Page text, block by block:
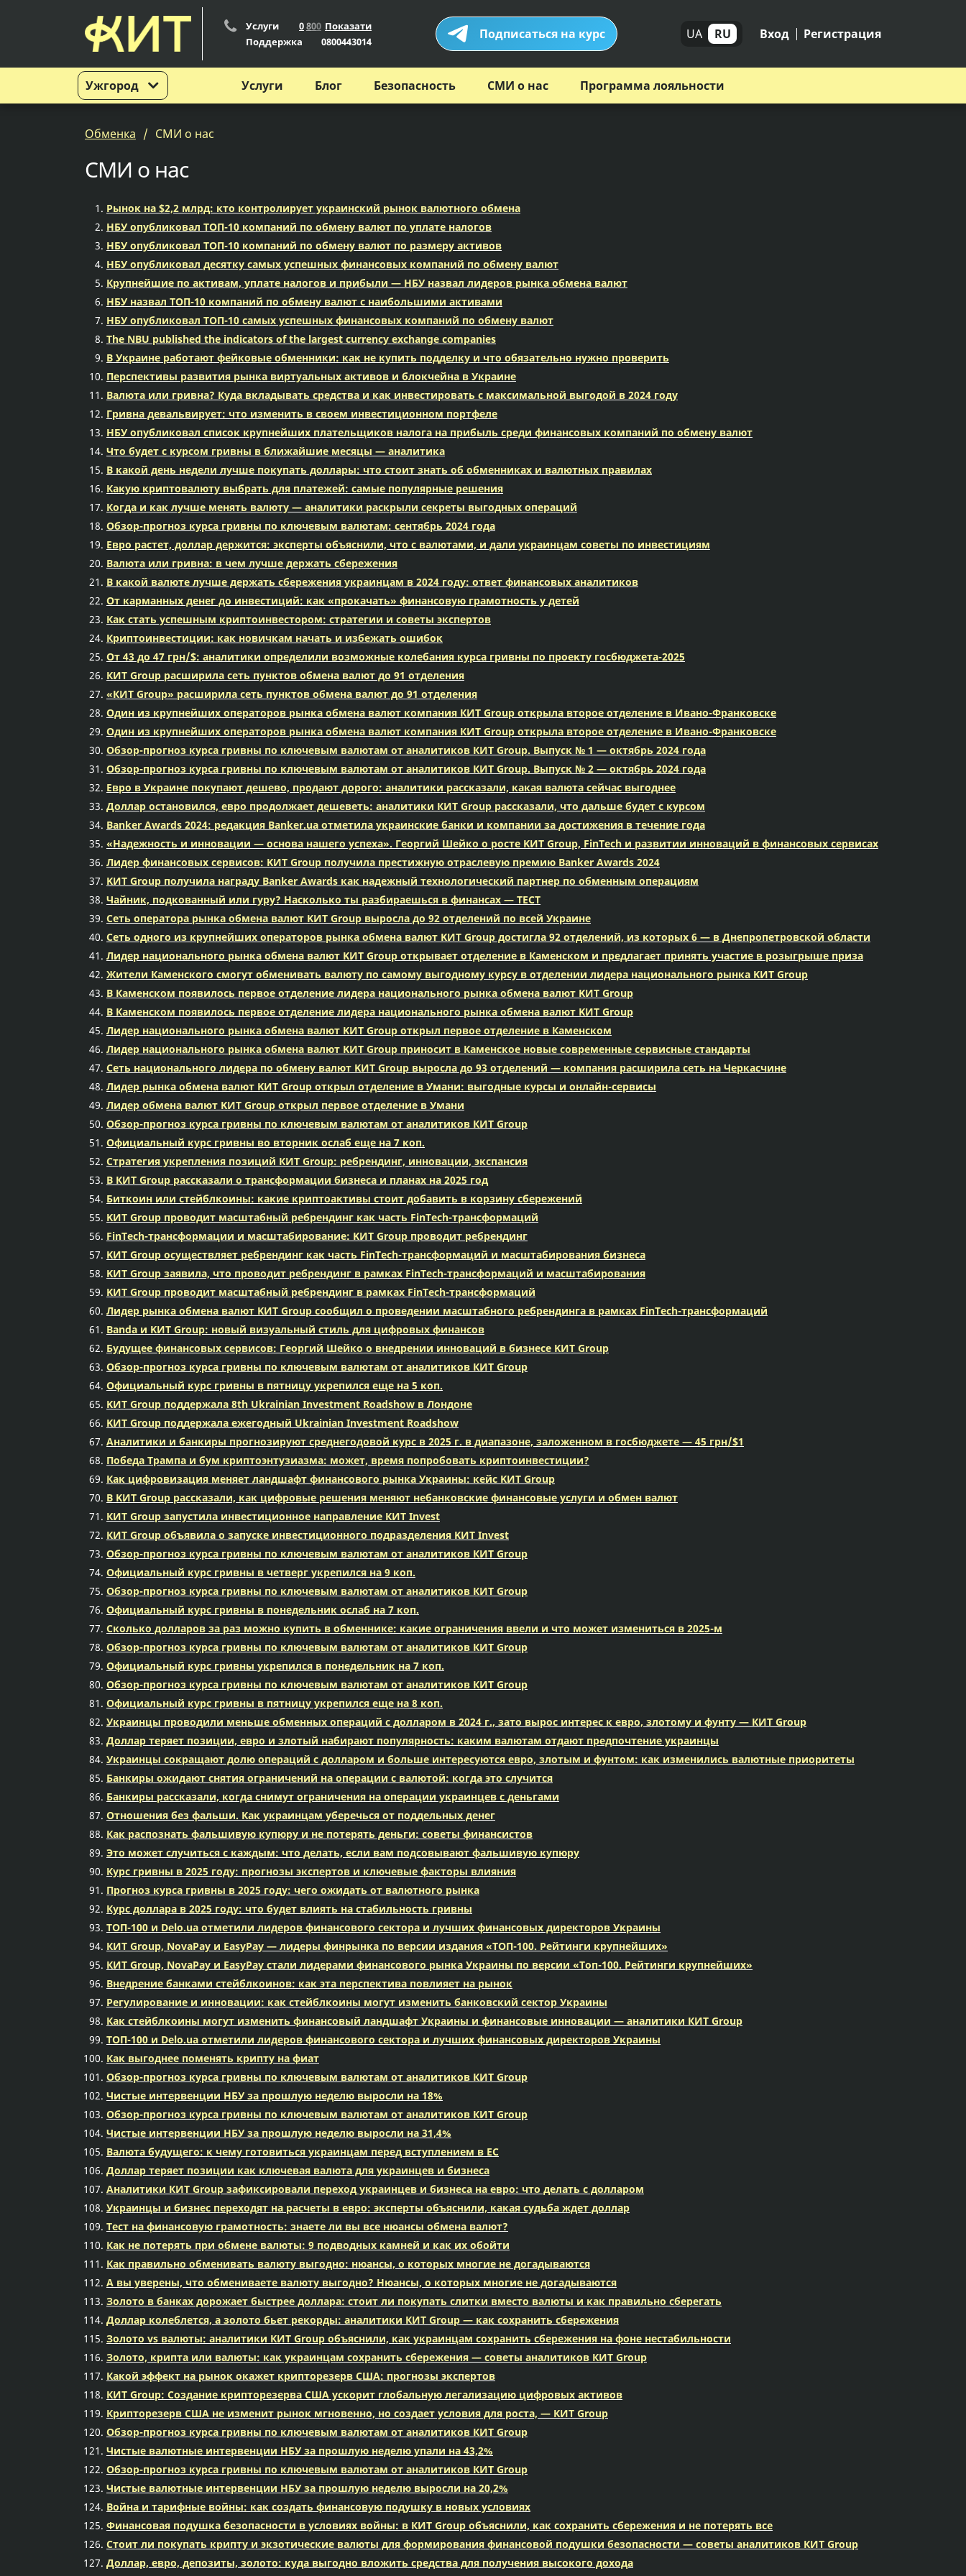
Ужгород
Услуги 0800 Показати
Поддержка
0800443014 Подписаться на курс UA RU Вход Регистрация
Услуги Блог Безопасность СМИ о нас Программа лояльности
Обменка СМИ о нас
СМИ о нас
Рынок на $2,2 млрд: кто контролирует украинский рынок валютного обмена
НБУ опубликовал ТОП-10 компаний по обмену валют по уплате налогов
НБУ опубликовал ТОП-10 компаний по обмену валют по размеру активов
НБУ опубликовал десятку самых успешных финансовых компаний по обмену валют
Крупнейшие по активам, уплате налогов и прибыли — НБУ назвал лидеров рынка обмена валют
НБУ назвал ТОП-10 компаний по обмену валют с наибольшими активами
НБУ опубликовал ТОП-10 самых успешных финансовых компаний по обмену валют
The NBU published the indicators of the largest currency exchange companies
В Украине работают фейковые обменники: как не купить подделку и что обязательно нужно проверить
Перспективы развития рынка виртуальных активов и блокчейна в Украине
Валюта или гривна? Куда вкладывать средства и как инвестировать с максимальной выгодой в 2024 году
Гривна девальвирует: что изменить в своем инвестиционном портфеле
НБУ опубликовал список крупнейших плательщиков налога на прибыль среди финансовых компаний по обмену валют
Что будет с курсом гривны в ближайшие месяцы — аналитика
В какой день недели лучше покупать доллары: что стоит знать об обменниках и валютных правилах
Какую криптовалюту выбрать для платежей: самые популярные решения
Когда и как лучше менять валюту — аналитики раскрыли секреты выгодных операций
Обзор-прогноз курса гривны по ключевым валютам: сентябрь 2024 года
Евро растет, доллар держится: эксперты объяснили, что с валютами, и дали украинцам советы по инвестициям
Валюта или гривна: в чем лучше держать сбережения
В какой валюте лучше держать сбережения украинцам в 2024 году: ответ финансовых аналитиков
От карманных денег до инвестиций: как «прокачать» финансовую грамотность у детей
Как стать успешным криптоинвестором: стратегии и советы экспертов
Криптоинвестиции: как новичкам начать и избежать ошибок
От 43 до 47 грн/$: аналитики определили возможные колебания курса гривны по проекту госбюджета-2025
КИТ Group расширила сеть пунктов обмена валют до 91 отделения
«КИТ Group» расширила сеть пунктов обмена валют до 91 отделения
Один из крупнейших операторов рынка обмена валют компания КИТ Group открыла второе отделение в Ивано-Франковске
Один из крупнейших операторов рынка обмена валют компания КИТ Group открыла второе отделение в Ивано-Франковске
Обзор-прогноз курса гривны по ключевым валютам от аналитиков КИТ Group. Выпуск № 1 — октябрь 2024 года
Обзор-прогноз курса гривны по ключевым валютам от аналитиков КИТ Group. Выпуск № 2 — октябрь 2024 года
Евро в Украине покупают дешево, продают дорого: аналитики рассказали, какая валюта сейчас выгоднее
Доллар остановился, евро продолжает дешеветь: аналитики КИТ Group рассказали, что дальше будет с курсом
Banker Awards 2024: редакция Banker.ua отметила украинские банки и компании за достижения в течение года
«Надежность и инновации — основа нашего успеха». Георгий Шейко о росте KИТ Group, FinTech и развитии инноваций в финансовых сервисах
Лидер финансовых сервисов: KИТ Group получила престижную отраслевую премию Banker Awards 2024
KИТ Group получила награду Banker Awards как надежный технологический партнер по обменным операциям
Чайник, подкованный или гуру? Насколько ты разбираешься в финансах — ТЕСТ
Сеть оператора рынка обмена валют KИТ Group выросла до 92 отделений по всей Украине
Сеть одного из крупнейших операторов рынка обмена валют KИТ Group достигла 92 отделений, из которых 6 — в Днепропетровской области
Лидер национального рынка обмена валют KИТ Group открывает отделение в Каменском и предлагает принять участие в розыгрыше приза
Жители Каменского смогут обменивать валюту по самому выгодному курсу в отделении лидера национального рынка KИТ Group
В Каменском появилось первое отделение лидера национального рынка обмена валют KИТ Group
В Каменском появилось первое отделение лидера национального рынка обмена валют KИТ Group
Лидер национального рынка обмена валют KИТ Group открыл первое отделение в Каменском
Лидер национального рынка обмена валют KИТ Group приносит в Каменское новые современные сервисные стандарты
Сеть национального лидера по обмену валют KИТ Group выросла до 93 отделений — компания расширила сеть на Черкасчине
Лидер рынка обмена валют KИТ Group открыл отделение в Умани: выгодные курсы и онлайн-сервисы
Лидер обмена валют KИТ Group открыл первое отделение в Умани
Обзор-прогноз курса гривны по ключевым валютам от аналитиков КИТ Group
Официальный курс гривны во вторник ослаб еще на 7 коп.
Стратегия укрепления позиций КИТ Group: ребрендинг, инновации, экспансия
В КИТ Group рассказали о трансформации бизнеса и планах на 2025 год
Биткоин или стейблкоины: какие криптоактивы стоит добавить в корзину сбережений
KИT Group проводит масштабный ребрендинг как часть FinTech-трансформаций
FinTech-трансформации и масштабирование: KИT Group проводит ребрендинг
KИT Group осуществляет ребрендинг как часть FinTech-трансформаций и масштабирования бизнеса
KИT Group заявила, что проводит ребрендинг в рамках FinTech-трансформаций и масштабирования
KИT Group проводит масштабный ребрендинг в рамках FinTech-трансформаций
Лидер рынка обмена валют KИT Group сообщил о проведении масштабного ребрендинга в рамках FinTech-трансформаций
Banda и KИT Group: новый визуальный стиль для цифровых финансов
Будущее финансовых сервисов: Георгий Шейко о внедрении инноваций в бизнесе KИT Group
Обзор-прогноз курса гривны по ключевым валютам от аналитиков КИТ Group
Официальный курс гривны в пятницу укрепился еще на 5 коп.
KИТ Group поддержала 8th Ukrainian Investment Roadshow в Лондоне
KИТ Group поддержала ежегодный Ukrainian Investment Roadshow
Аналитики и банкиры прогнозируют среднегодовой курс в 2025 г. в диапазоне, заложенном в госбюджете — 45 грн/$1
Победа Трампа и бум криптоэнтузиазма: может, время попробовать криптоинвестиции?
Как цифровизация меняет ландшафт финансового рынка Украины: кейс KИT Group
В KИT Group рассказали, как цифровые решения меняют небанковские финансовые услуги и обмен валют
КИТ Group запустила инвестиционное направление КИТ Invest
КИТ Group объявила о запуске инвестиционного подразделения KИT Invest
Обзор-прогноз курса гривны по ключевым валютам от аналитиков КИТ Group
Официальный курс гривны в четверг укрепился на 9 коп.
Обзор-прогноз курса гривны по ключевым валютам от аналитиков КИТ Group
Официальный курс гривны в понедельник ослаб на 7 коп.
Сколько долларов за раз можно купить в обменнике: какие ограничения ввели и что может измениться в 2025-м
Обзор-прогноз курса гривны по ключевым валютам от аналитиков КИТ Group
Официальный курс гривны укрепился в понедельник на 7 коп.
Обзор-прогноз курса гривны по ключевым валютам от аналитиков КИТ Group
Официальный курс гривны в пятницу укрепился еще на 8 коп.
Украинцы проводили меньше обменных операций с долларом в 2024 г., зато вырос интерес к евро, злотому и фунту — КИТ Group
Доллар теряет позиции, евро и злотый набирают популярность: каким валютам отдают предпочтение украинцы
Украинцы сокращают долю операций с долларом и больше интересуются евро, злотым и фунтом: как изменились валютные приоритеты
Банкиры ожидают снятия ограничений на операции с валютой: когда это случится
Банкиры рассказали, когда снимут ограничения на операции украинцев с деньгами
Отношения без фальши. Как украинцам уберечься от поддельных денег
Как распознать фальшивую купюру и не потерять деньги: советы финансистов
Это может случиться с каждым: что делать, если вам подсовывают фальшивую купюру
Курс гривны в 2025 году: прогнозы экспертов и ключевые факторы влияния
Прогноз курса гривны в 2025 году: чего ожидать от валютного рынка
Курс доллара в 2025 году: что будет влиять на стабильность гривны
ТОП-100 и Delo.ua отметили лидеров финансового сектора и лучших финансовых директоров Украины
КИТ Group, NovaPay и EasyPay — лидеры финрынка по версии издания «ТОП-100. Рейтинги крупнейших»
КИТ Group, NovaPay и EasyPay стали лидерами финансового рынка Украины по версии «Топ-100. Рейтинги крупнейших»
Внедрение банками стейблкоинов: как эта перспектива повлияет на рынок
Регулирование и инновации: как стейблкоины могут изменить банковский сектор Украины
Как стейблкоины могут изменить финансовый ландшафт Украины и финансовые инновации — аналитики КИТ Group
ТОП-100 и Delo.ua отметили лидеров финансового сектора и лучших финансовых директоров Украины
Как выгоднее поменять крипту на фиат
Обзор-прогноз курса гривны по ключевым валютам от аналитиков КИТ Group
Чистые интервенции НБУ за прошлую неделю выросли на 18%
Обзор-прогноз курса гривны по ключевым валютам от аналитиков КИТ Group
Чистые интервенции НБУ за прошлую неделю выросли на 31,4%
Валюта будущего: к чему готовиться украинцам перед вступлением в ЕС
Доллар теряет позиции как ключевая валюта для украинцев и бизнеса
Аналитики КИТ Group зафиксировали переход украинцев и бизнеса на евро: что делать с долларом
Украинцы и бизнес переходят на расчеты в евро: эксперты объяснили, какая судьба ждет доллар
Тест на финансовую грамотность: знаете ли вы все нюансы обмена валют?
Как не потерять при обмене валюты: 9 подводных камней и как их обойти
Как правильно обменивать валюту выгодно: нюансы, о которых многие не догадываются
А вы уверены, что обмениваете валюту выгодно? Нюансы, о которых многие не догадываются
Золото в банках дорожает быстрее доллара: стоит ли покупать слитки вместо валюты и как правильно сберегать
Доллар колеблется, а золото бьет рекорды: аналитики КИТ Group — как сохранить сбережения
Золото vs валюты: аналитики КИТ Group объяснили, как украинцам сохранить сбережения на фоне нестабильности
Золото, крипта или валюты: как украинцам сохранить сбережения — советы аналитиков КИТ Group
Какой эффект на рынок окажет крипторезерв США: прогнозы экспертов
КИТ Group: Создание крипторезерва США ускорит глобальную легализацию цифровых активов
Крипторезерв США не изменит рынок мгновенно, но создает условия для роста, — КИТ Group
Обзор-прогноз курса гривны по ключевым валютам от аналитиков КИТ Group
Чистые валютные интервенции НБУ за прошлую неделю упали на 43,2%
Обзор-прогноз курса гривны по ключевым валютам от аналитиков КИТ Group
Чистые валютные интервенции НБУ за прошлую неделю выросли на 20,2%
Война и тарифные войны: как создать финансовую подушку в новых условиях
Финансовая подушка безопасности в условиях войны: в КИТ Group объяснили, как сохранить сбережения и не потерять все
Стоит ли покупать крипту и экзотические валюты для формирования финансовой подушки безопасности — советы аналитиков КИТ Group
Доллар, евро, депозиты, золото: куда выгодно вложить средства для получения высокого дохода